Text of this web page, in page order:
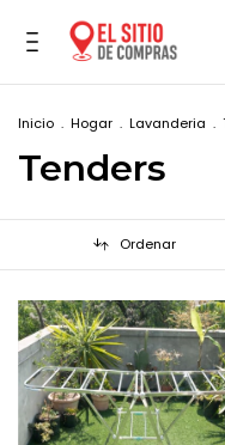
Inicio . Hogar . Lavanderia .
Tenders
Ordenar